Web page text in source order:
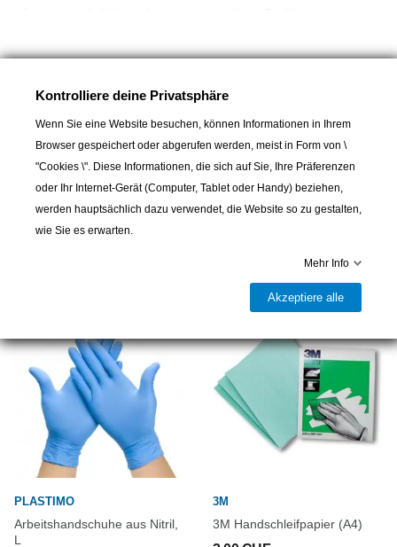
Das Produkt härtet schnell (4h bei 20°C) bietet einen hohen
Einfach zu mischen (Mischungs-Verhältnis 1:1), aufzutragen und
zu schleifen, es kann auf großen Oberflächen ohne großen
Schrumpf bis zu 5 mm Dicke in einer Schicht aufgetragen werden.
Ohne Lösungsmittel, ohne Phenol und ohne Benzyl-Alkohol.
Technische Daten :
Gebindegrösse : 0.25L / 1L / 5L / 0.25L (Tube)
Untergründe : GFK / Metall / abgesperrtem Holz
Zusätzliche Etikettierung : EUH212 Achtung! Bei der Verwendung
kann gefährlicher lungengängiger Staub entstehen. Staub nicht
einatmen.
Gefahrenhinweise :
H315 Verursacht Hautreizungen.
H317 Kann allergische Hautreaktionen verursachen.
H319 Verursacht schwere Augenreizung.
Lieferbar und im Laden erhältlich
Teilen
PLASTIMO
Arbeitshandschuhe aus Nitril,
L
3M
3M Handschleifpapier (A4)
Kontrolliere deine Privatsphäre
Wenn Sie eine Website besuchen, können Informationen in Ihrem
Browser gespeichert oder abgerufen werden, meist in Form von \
"Cookies \". Diese Informationen, die sich auf Sie, Ihre Präferenzen
oder Ihr Internet-Gerät (Computer, Tablet oder Handy) beziehen,
werden hauptsächlich dazu verwendet, die Website so zu gestalten,
wie Sie es erwarten.
Mehr Info
Akzeptiere alle